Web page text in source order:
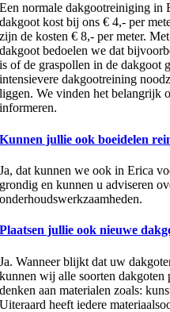
Een normale dakgootreiniging in
dakgoot kost bij ons € 4,- per
zijn de kosten € 8,- per meter.
dakgoot bedoelen we dat
is of de graspollen in de dakgoot
intensievere dakgootreining
liggen. We vinden het belangrijk
informeren.
Kunnen jullie ook boeidelen
Ja, dat kunnen we ook in Erica
grondig en kunnen u adviseren
onderhoudswerkzaamheden.
Plaatsen jullie ook nieuwe
Ja. Wanneer blijkt dat uw
kunnen wij alle soorten
denken aan materialen zoals:
Uiteraard heeft iedere